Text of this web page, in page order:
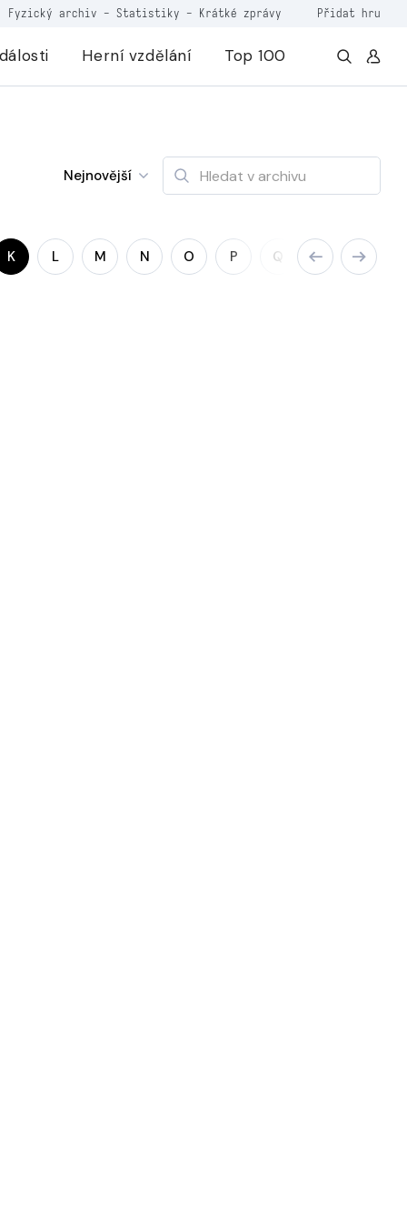
Fyzický archiv - Statistiky - Krátké zprávy Přidat hru
Herní vzdělání Top 100
Nejnovější
K L M N O P Q R S